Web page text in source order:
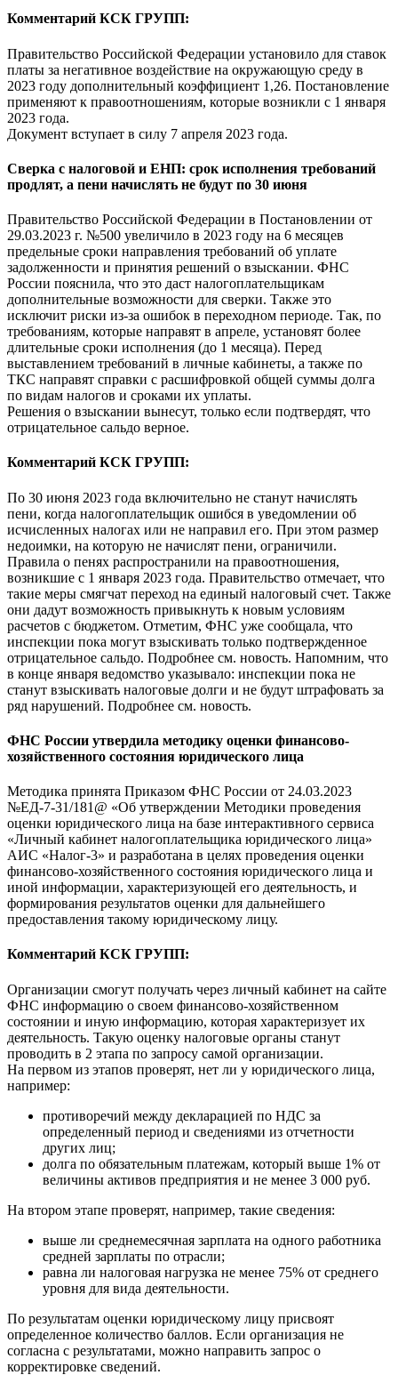
Комментарий КСК ГРУПП:
Правительство Российской Федерации установило для ставок
платы за негативное воздействие на окружающую среду в
2023 году дополнительный коэффициент 1,26. Постановление
применяют к правоотношениям, которые возникли с 1 января
2023 года.
Документ вступает в силу 7 апреля 2023 года.
Сверка с налоговой и ЕНП: срок исполнения требований
продлят, а пени начислять не будут по 30 июня
Правительство Российской Федерации в Постановлении от
29.03.2023 г. №500 увеличило в 2023 году на 6 месяцев
предельные сроки направления требований об уплате
задолженности и принятия решений о взыскании. ФНС
России пояснила, что это даст налогоплательщикам
дополнительные возможности для сверки. Также это
исключит риски из-за ошибок в переходном периоде. Так, по
требованиям, которые направят в апреле, установят более
длительные сроки исполнения (до 1 месяца). Перед
выставлением требований в личные кабинеты, а также по
ТКС направят справки с расшифровкой общей суммы долга
по видам налогов и сроками их уплаты.
Решения о взыскании вынесут, только если подтвердят, что
отрицательное сальдо верное.
Комментарий КСК ГРУПП:
По 30 июня 2023 года включительно не станут начислять
пени, когда налогоплательщик ошибся в уведомлении об
исчисленных налогах или не направил его. При этом размер
недоимки, на которую не начислят пени, ограничили.
Правила о пенях распространили на правоотношения,
возникшие с 1 января 2023 года. Правительство отмечает, что
такие меры смягчат переход на единый налоговый счет. Также
они дадут возможность привыкнуть к новым условиям
расчетов с бюджетом. Отметим, ФНС уже сообщала, что
инспекции пока могут взыскивать только подтвержденное
отрицательное сальдо. Подробнее см. новость. Напомним, что
в конце января ведомство указывало: инспекции пока не
станут взыскивать налоговые долги и не будут штрафовать за
ряд нарушений. Подробнее см. новость.
ФНС России утвердила методику оценки финансово-
хозяйственного состояния юридического лица
Методика принята Приказом ФНС России от 24.03.2023
№ЕД-7-31/181@ «Об утверждении Методики проведения
оценки юридического лица на базе интерактивного сервиса
«Личный кабинет налогоплательщика юридического лица»
АИС «Налог-3» и разработана в целях проведения оценки
финансово-хозяйственного состояния юридического лица и
иной информации, характеризующей его деятельность, и
формирования результатов оценки для дальнейшего
предоставления такому юридическому лицу.
Комментарий КСК ГРУПП:
Организации смогут получать через личный кабинет на сайте
ФНС информацию о своем финансово-хозяйственном
состоянии и иную информацию, которая характеризует их
деятельность. Такую оценку налоговые органы станут
проводить в 2 этапа по запросу самой организации.
На первом из этапов проверят, нет ли у юридического лица,
например:
противоречий между декларацией по НДС за
определенный период и сведениями из отчетности
других лиц;
долга по обязательным платежам, который выше 1% от
величины активов предприятия и не менее 3 000 руб.
На втором этапе проверят, например, такие сведения:
выше ли среднемесячная зарплата на одного работника
средней зарплаты по отрасли;
равна ли налоговая нагрузка не менее 75% от среднего
уровня для вида деятельности.
По результатам оценки юридическому лицу присвоят
определенное количество баллов. Если организация не
согласна с результатами, можно направить запрос о
корректировке сведений.